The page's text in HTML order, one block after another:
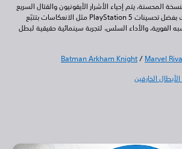
يتم إحياء الأشرار الأيقونيون والقتال السريع
والتنقّل المذهل عبر الشِباك بفضل تحسينات PlayStation 5 مثل الانعكاسات بتتبّع
والأداء السلس، لتجربة سينمائية حقيقية لبطل
Batman Arkham Knight/Marvel
الخارقين